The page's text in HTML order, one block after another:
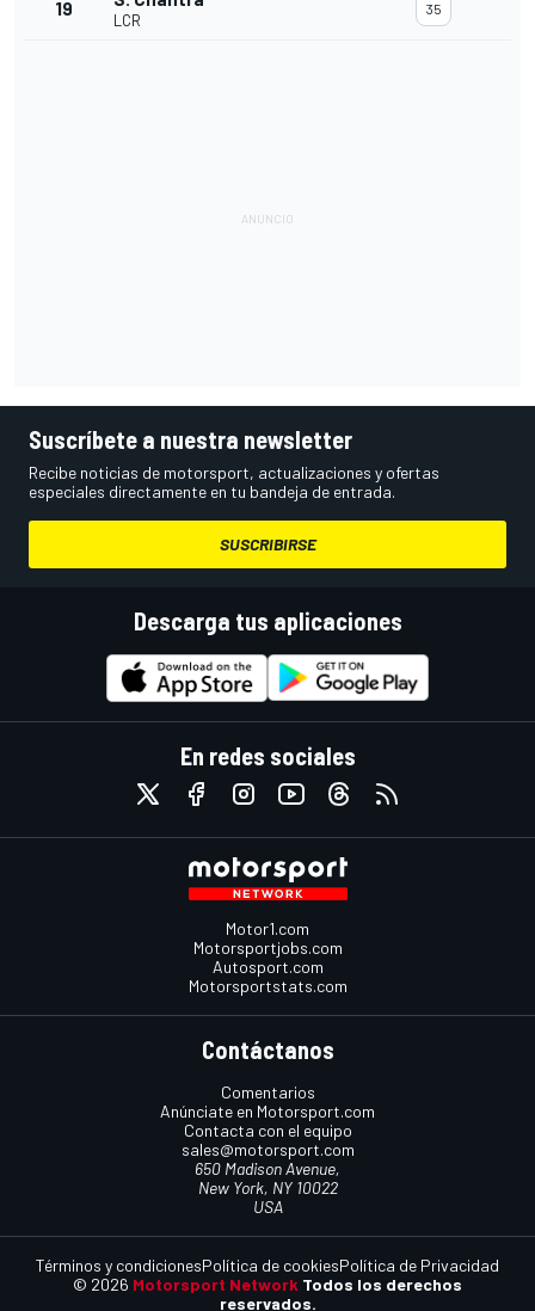
19
LCR
35
Suscríbete a nuestra newsletter
Recibe noticias de motorsport, actualizaciones y ofertas
especiales directamente en tu bandeja de entrada.
SUSCRIBIRSE
Descarga tus aplicaciones
En redes sociales
Motor1.com
Motorsportjobs.com
Autosport.com
Motorsportstats.com
Contáctanos
Comentarios
Anúnciate en Motorsport.com
Contacta con el equipo
sales@motorsport.com
650 Madison Avenue,
New York, NY 10022
USA
© 2026 Motorsport Network Todos los derechos
reservados.
Términos y condicionesPolítica de cookiesPolítica de Privacidad